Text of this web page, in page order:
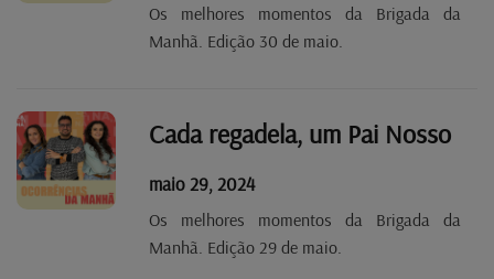
Os melhores momentos da Brigada da
Manhã. Edição 30 de maio.
Cada regadela, um Pai Nosso
maio 29, 2024
Os melhores momentos da Brigada da
Manhã. Edição 29 de maio.